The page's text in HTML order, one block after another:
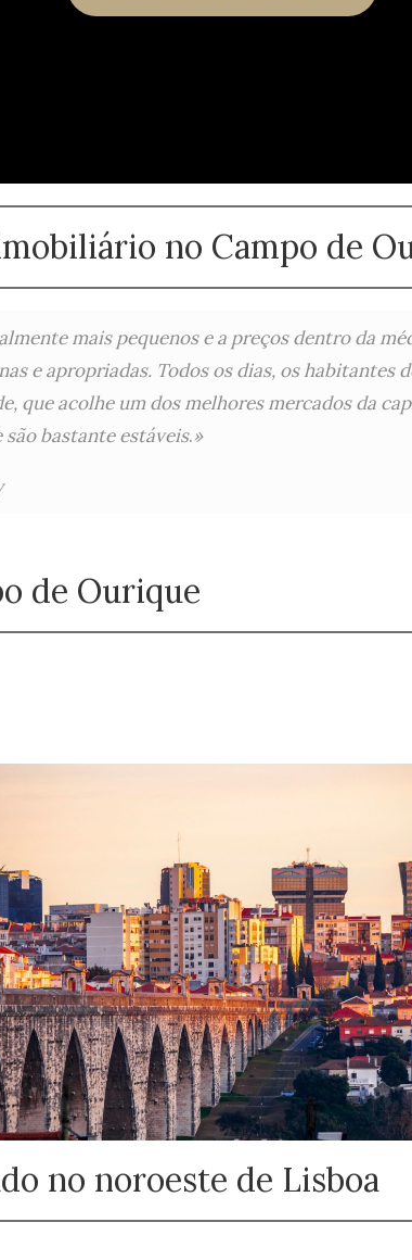
no Campo de
mais pequenos e a preços dentro da
e apropriadas. Todos os dias, os habitantes
que acolhe um dos melhores mercados da
bastante estáveis.»
de Ourique
no noroeste de Lisboa